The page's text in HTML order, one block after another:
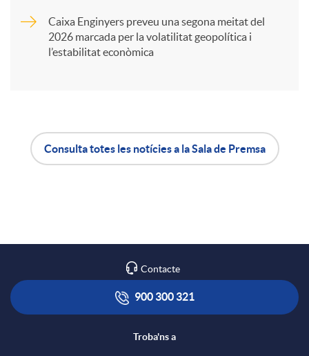
r
x
Caixa Enginyers preveu una segona meitat del
2026 marcada per la volatilitat geopolítica i
l’estabilitat econòmica
i
ó
Consulta totes les notícies a la Sala de Premsa
Contacte
900 300 321
Troba'ns a